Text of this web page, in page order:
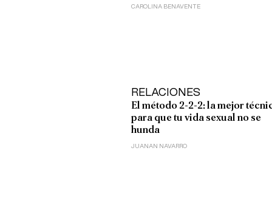
CAROLINA BENAVENTE
RELACIONES
El método 2-2-2: la mejor
para que tu vida sexual no se
hunda
JUANAN NAVARRO